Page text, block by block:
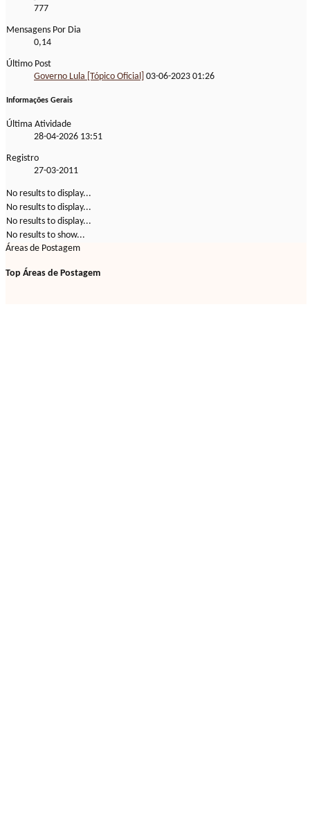
777
Mensagens Por Dia
0,14
Último Post
Governo Lula [Tópico Oficial] 03-06-2023 01:26
Informações Gerais
Última Atividade
28-04-2026 13:51
Registro
27-03-2011
No results to display...
No results to display...
No results to display...
No results to show...
Áreas de Postagem
Top Áreas de Postagem